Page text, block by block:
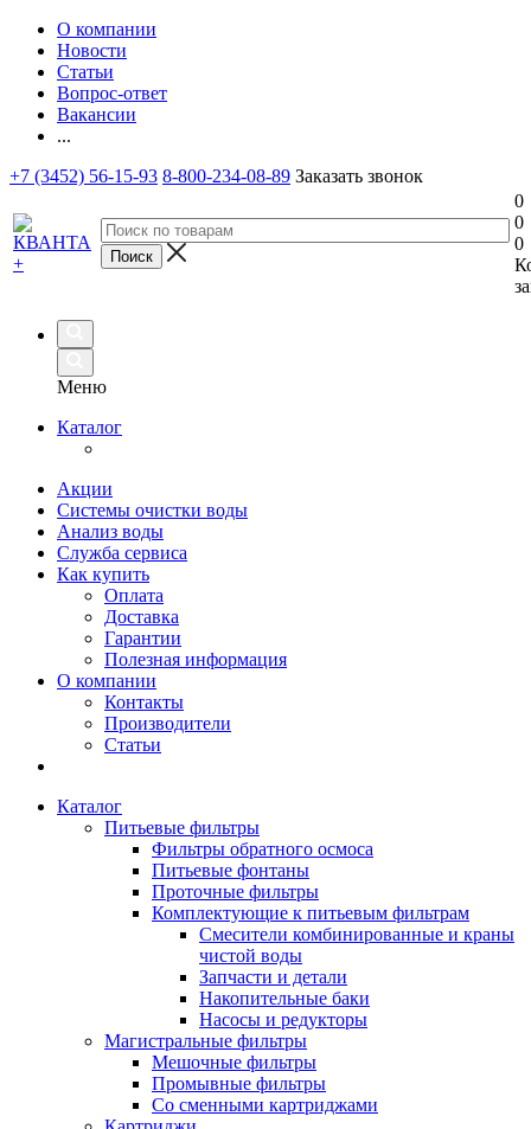
О компании
Новости
Статьи
Вопрос-ответ
Вакансии
...
+7 (3452) 56-15-93 8-800-234-08-89 Заказать звонок
0
0
0
Меню
Каталог
Акции
Системы очистки воды
Анализ воды
Служба сервиса
Как купить
Оплата
Доставка
Гарантии
Полезная информация
О компании
Контакты
Производители
Статьи
Каталог
Питьевые фильтры
Фильтры обратного осмоса
Питьевые фонтаны
Проточные фильтры
Комплектующие к питьевым фильтрам
Смесители комбинированные и краны
чистой воды
Запчасти и детали
Накопительные баки
Насосы и редукторы
Магистральные фильтры
Мешочные фильтры
Промывные фильтры
Со сменными картриджами